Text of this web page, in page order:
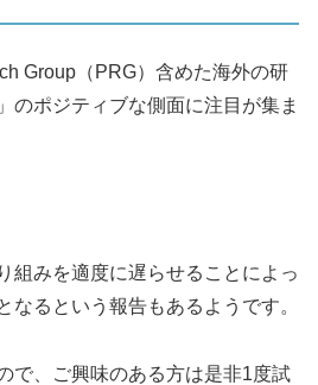
Group（PRG）含めた海外の研
のポジティブな側面に注目が集ま
組みを適度に遅らせることによっ
なるという報告もあるようです。
で、ご興味のある方は是非1度試